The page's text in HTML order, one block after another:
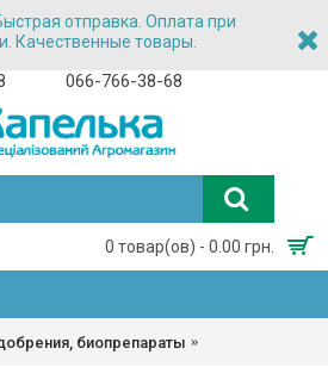
отправка. Оплата при
Качественные товары.
066-766-38-68
0 товар(ов) - 0.00 грн.
биопрепараты